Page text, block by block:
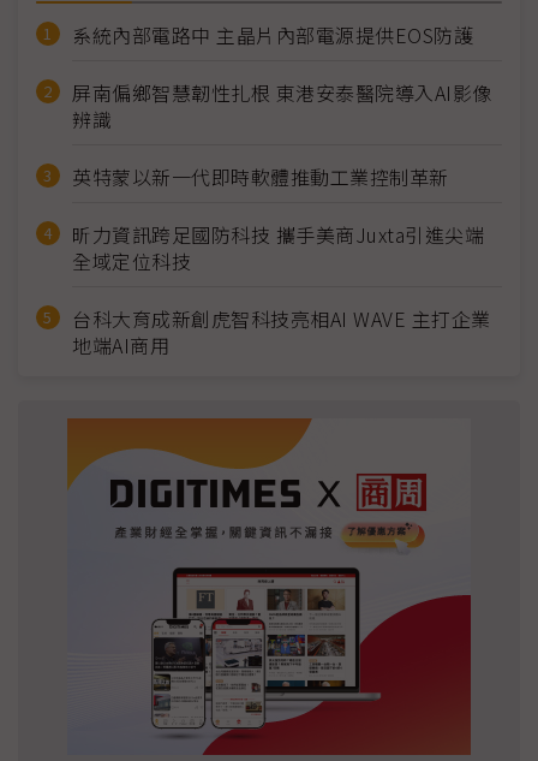
系統內部電路中 主晶片內部電源提供EOS防護
屏南偏鄉智慧韌性扎根 東港安泰醫院導入AI影像
辨識
英特蒙以新一代即時軟體推動工業控制革新
昕力資訊跨足國防科技 攜手美商Juxta引進尖端
全域定位科技
台科大育成新創虎智科技亮相AI WAVE 主打企業
地端AI商用